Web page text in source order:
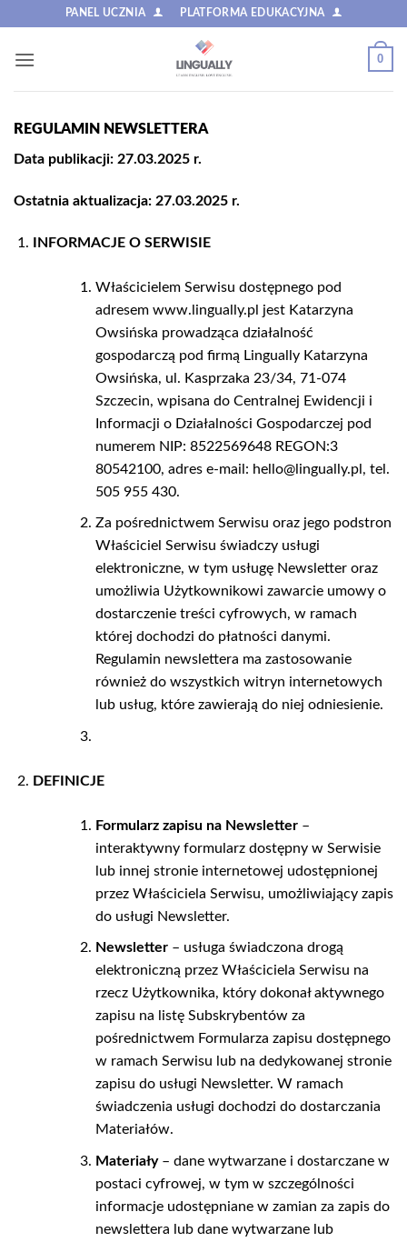
zawartości
PANEL UCZNIA PLATFORMA EDUKACYJNA
0
REGULAMIN NEWSLETTERA
Data publikacji: 27.03.2025 r.
Ostatnia aktualizacja: 27.03.2025 r.
INFORMACJE O SERWISIE
Właścicielem Serwisu dostępnego pod
adresem www.lingually.pl jest Katarzyna
Owsińska prowadząca działalność
gospodarczą pod firmą Lingually Katarzyna
Owsińska, ul. Kasprzaka 23/34, 71-074
Szczecin, wpisana do Centralnej Ewidencji i
Informacji o Działalności Gospodarczej pod
numerem NIP: 8522569648 REGON:3
80542100, adres e-mail: hello@lingually.pl, tel.
505 955 430.
Za pośrednictwem Serwisu oraz jego podstron
Właściciel Serwisu świadczy usługi
elektroniczne, w tym usługę Newsletter oraz
umożliwia Użytkownikowi zawarcie umowy o
dostarczenie treści cyfrowych, w ramach
której dochodzi do płatności danymi.
Regulamin newslettera ma zastosowanie
również do wszystkich witryn internetowych
lub usług, które zawierają do niej odniesienie.
DEFINICJE
Formularz zapisu na Newsletter –
interaktywny formularz dostępny w Serwisie
lub innej stronie internetowej udostępnionej
przez Właściciela Serwisu, umożliwiający zapis
do usługi Newsletter.
Newsletter– usługa świadczona drogą
elektroniczną przez Właściciela Serwisu na
rzecz Użytkownika, który dokonał aktywnego
zapisu na listę Subskrybentów za
pośrednictwem Formularza zapisu dostępnego
w ramach Serwisu lub na dedykowanej stronie
zapisu do usługi Newsletter. W ramach
świadczenia usługi dochodzi do dostarczania
Materiałów.
Materiały – dane wytwarzane i dostarczane w
postaci cyfrowej, w tym w szczególności
informacje udostępniane w zamian za zapis do
newslettera lub dane wytwarzane lub